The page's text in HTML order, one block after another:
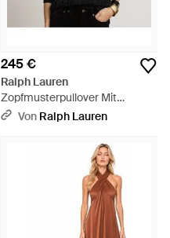
245 €
Ralph Lauren
Zopfmusterpullover Mit
Rollkragen - Schwarz
Von Ralph Lauren